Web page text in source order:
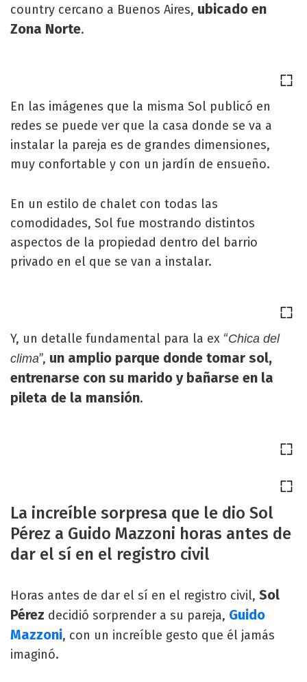
country cercano a Buenos Aires, ubicado en
Zona Norte.
En las imágenes que la misma Sol publicó en
redes se puede ver que la casa donde se va a
instalar la pareja es de grandes dimensiones,
muy confortable y con un jardín de ensueño.
En un estilo de chalet con todas las
comodidades, Sol fue mostrando distintos
aspectos de la propiedad dentro del barrio
privado en el que se van a instalar.
Y, un detalle fundamental para la ex “Chica del
clima”, un amplio parque donde tomar sol,
entrenarse con su marido y bañarse en la
pileta de la mansión.
La increíble sorpresa que le dio Sol
Pérez a Guido Mazzoni horas antes de
dar el sí en el registro civil
Horas antes de dar el sí en el registro civil, Sol
Pérez decidió sorprender a su pareja, Guido
Mazzoni, con un increíble gesto que él jamás
imaginó.